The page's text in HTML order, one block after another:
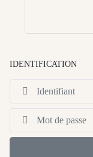
IDENTIFICATION